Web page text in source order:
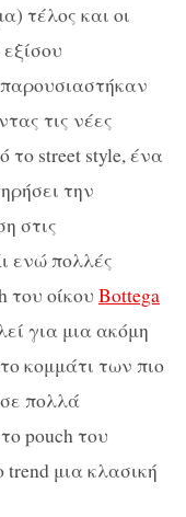
τέλος και οι
τις νέες
το street style, ένα
την
στις
ενώ πολλές
του οίκου Bottega
για μια ακόμη
κομμάτι των πιο
πολλά
pouch του
trend μια κλασική